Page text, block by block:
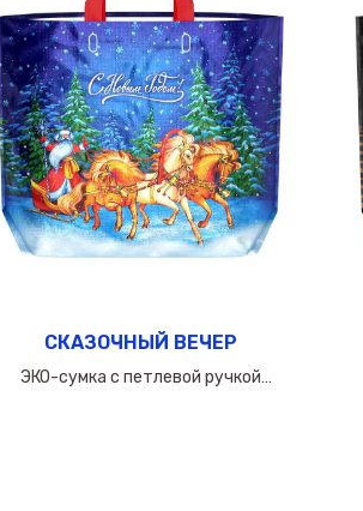
СКАЗОЧНЫЙ ВЕЧЕР
ЭКО-сумка с петлевой ручкой